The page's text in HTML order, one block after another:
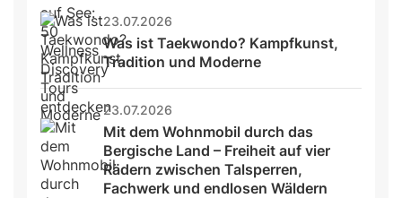
23.07.2026
Was ist Taekwondo? Kampfkunst,
Tradition und Moderne
23.07.2026
Mit dem Wohnmobil durch das
Bergische Land – Freiheit auf vier
Rädern zwischen Talsperren,
Fachwerk und endlosen Wäldern